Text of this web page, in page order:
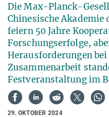
Die Max-Planck-
Chinesische Akademie
feiern 50 Jahre
Forschungserfolge,
Herausforderungen
Zusammenarbeit
Festveranstaltung im
29. OKTOBER 2024